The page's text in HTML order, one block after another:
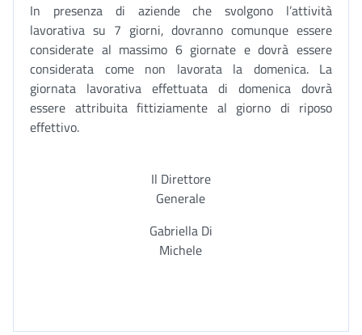
In presenza di aziende che svolgono l’attività
lavorativa su 7 giorni, dovranno comunque essere
considerate al massimo 6 giornate e dovrà essere
considerata come non lavorata la domenica. La
giornata lavorativa effettuata di domenica dovrà
essere attribuita fittiziamente al giorno di riposo
effettivo.
Il Direttore
Generale
Gabriella Di
Michele